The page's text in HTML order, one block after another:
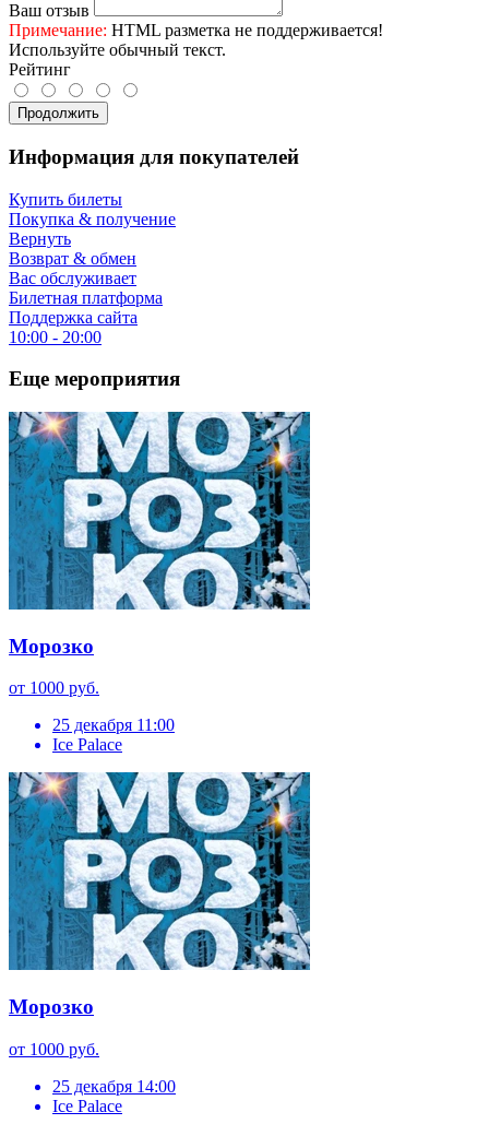
Ваш отзыв
Примечание: HTML разметка не поддерживается!
Используйте обычный текст.
Рейтинг
Продолжить
Информация для покупателей
Купить билеты
Покупка & получение
Вернуть
Возврат & обмен
Вас обслуживает
Билетная платформа
Поддержка сайта
10:00 - 20:00
Еще мероприятия
Морозко
от 1000 руб.
25 декабря 11:00
Ice Palace
Морозко
от 1000 руб.
25 декабря 14:00
Ice Palace